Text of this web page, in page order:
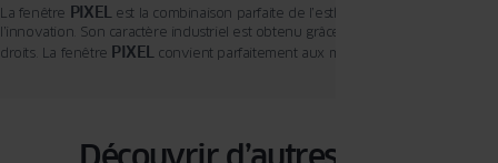
La fenêtre PIXEL est la combinaison parfaite de l’esthétique moderne et de
l’innovation. Son caractère industriel est obtenu grâce à l’utilisation de profilés
droits. La fenêtre PIXEL convient parfaitement aux maisons modernes ou aux